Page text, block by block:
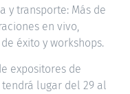
y transporte: Más de
en vivo,
éxito y workshops.
expositores de
lugar del 29 al